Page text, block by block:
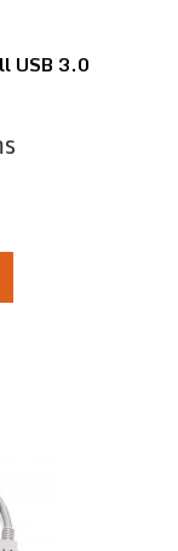
USB 3.0